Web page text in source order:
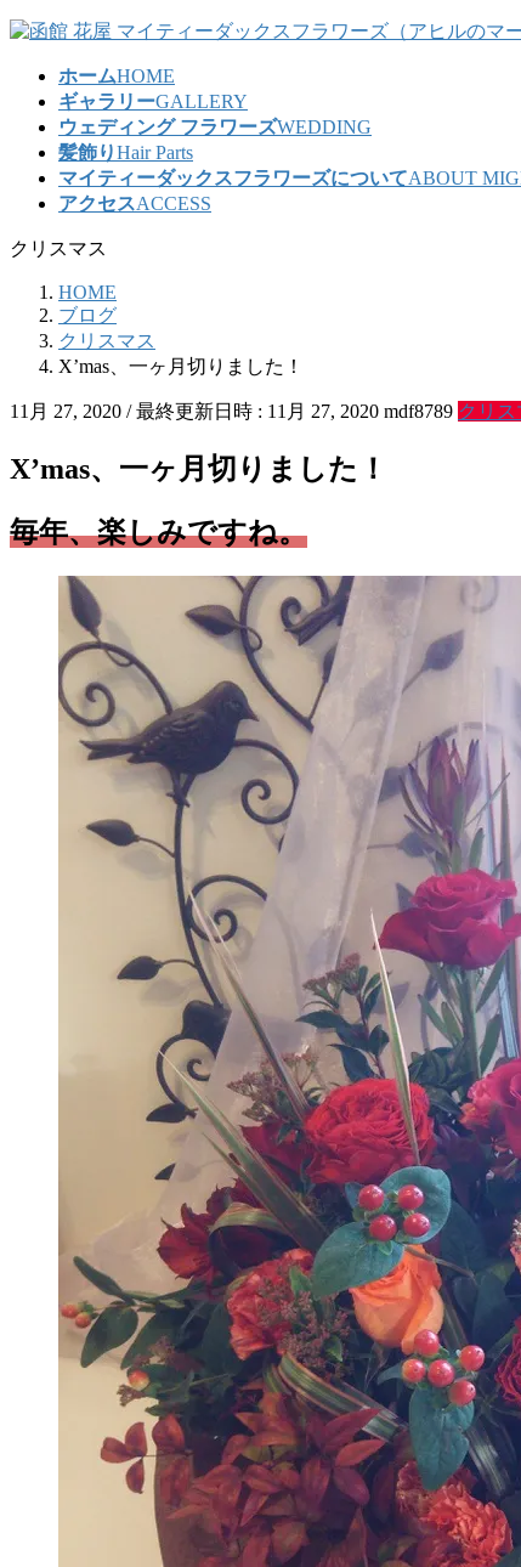
コ
プ
ナ
動
ホームHOME
ギャラリーGALLERY
ウェディング フラワーズWEDDING
髪飾りHair Parts
マイティーダックスフラワーズについてABOUT
アクセスACCESS
クリスマス
HOME
ブログ
クリスマス
X’mas、一ヶ月切りました！
11月 27, 2020 / 最終更新日時 : 11月 27, 2020 mdf8789 クリス
X’mas、一ヶ月切りました！
毎年、楽しみですね。